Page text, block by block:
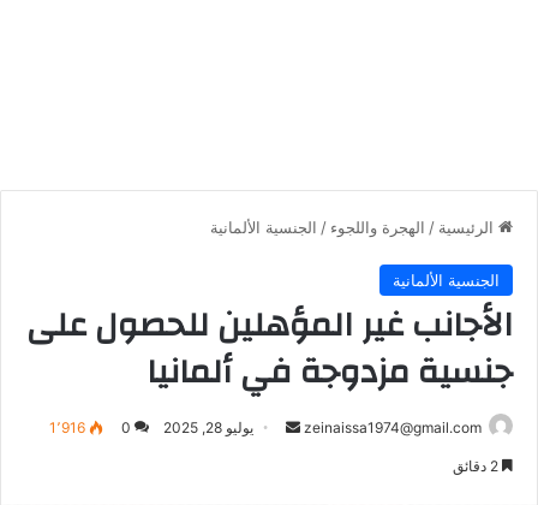
الرئيسية / الهجرة واللجوء / الجنسية الألمانية
الجنسية الألمانية
الأجانب غير المؤهلين للحصول على
جنسية مزدوجة في ألمانيا
zeinaissa1974@gmail.com
أرسل يوليو 28, 2025 0 1٬916